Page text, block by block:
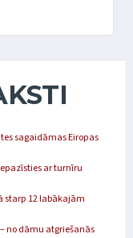
sagaidāmas Eiropas
ar turnīru
starp 12 labākajām
no dāmu atgriešanās